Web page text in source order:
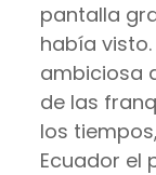
pantalla
había
ambiciosa
de las
los
Ecuador el